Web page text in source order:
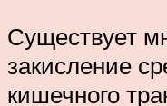
Существует
закисление
кишечного